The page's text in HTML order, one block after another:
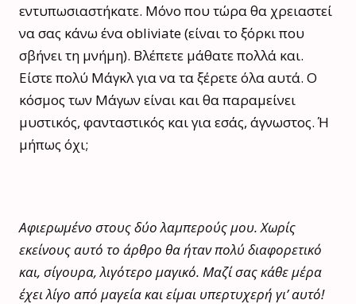
εντυπωσιαστήκατε. Μόνο που τώρα θα χρειαστεί
να σας κάνω ένα obliviate (είναι το ξόρκι που
σβήνει τη μνήμη). Βλέπετε μάθατε πολλά και.
Είστε πολύ Μάγκλ για να τα ξέρετε όλα αυτά. Ο
κόσμος των Μάγων είναι και θα παραμείνει
μυστικός, φανταστικός και για εσάς, άγνωστος. Ή
μήπως όχι;
Αφιερωμένο στους δύο λαμπερούς μου. Χωρίς
εκείνους αυτό το άρθρο θα ήταν πολύ διαφορετικό
και, σίγουρα, λιγότερο μαγικό. Μαζί σας κάθε μέρα
έχει λίγο από μαγεία και είμαι υπερτυχερή γι’ αυτό!